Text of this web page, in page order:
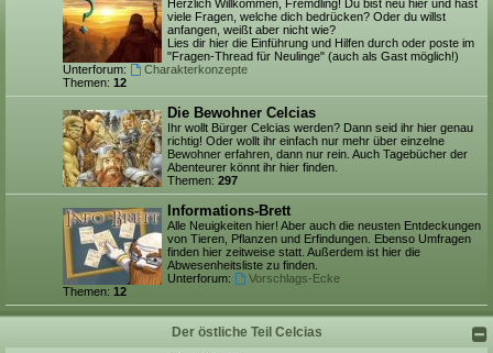
Herzlich Willkommen, Fremdling! Du bist neu hier und hast
viele Fragen, welche dich bedrücken? Oder du willst
anfangen, weißt aber nicht wie?
Lies dir hier die Einführung und Hilfen durch oder poste im
"Fragen-Thread für Neulinge" (auch als Gast möglich!)
Unterforum:
Charakterkonzepte
Themen: 12
Die Bewohner Celcias
Ihr wollt Bürger Celcias werden? Dann seid ihr hier genau
richtig! Oder wollt ihr einfach nur mehr über einzelne
Bewohner erfahren, dann nur rein. Auch Tagebücher der
Abenteurer könnt ihr hier finden.
Themen: 297
Informations-Brett
Alle Neuigkeiten hier! Aber auch die neusten Entdeckungen
von Tieren, Pflanzen und Erfindungen. Ebenso Umfragen
finden hier zeitweise statt. Außerdem ist hier die
Abwesenheitsliste zu finden.
Unterforum:
Vorschlags-Ecke
Themen: 12
Der östliche Teil Celcias